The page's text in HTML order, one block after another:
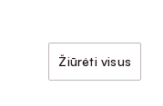
Žiūrėti visus